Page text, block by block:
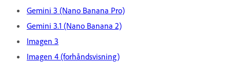
Gemini 3 (Nano Banana Pro)
Gemini 3.1 (Nano Banana 2)
Imagen 3
Imagen 4 (forhåndsvisning)